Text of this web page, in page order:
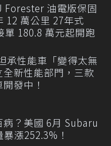
Forester 油電版保固
12 萬公里 27年式
單 180.8 萬元起開跑
承性能車「變得太無
全新性能部門，三款
發中！
病？美國 6月 Subaru
暴漲252.3%！